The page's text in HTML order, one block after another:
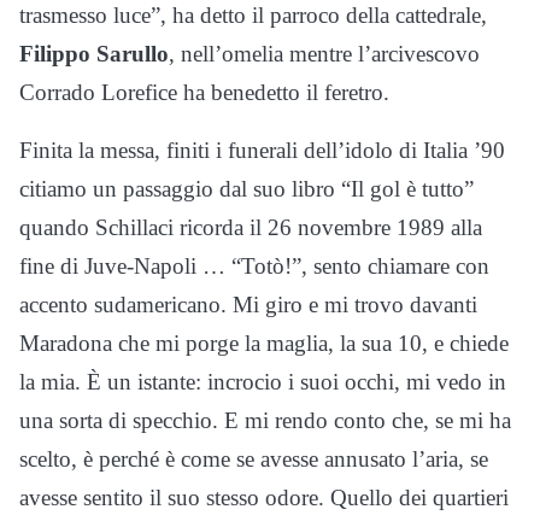
trasmesso luce”, ha detto il parroco della cattedrale,
Filippo Sarullo, nell’omelia mentre l’arcivescovo
Corrado Lorefice ha benedetto il feretro.
Finita la messa, finiti i funerali dell’idolo di Italia ’90
citiamo un passaggio dal suo libro “Il gol è tutto”
quando Schillaci ricorda il 26 novembre 1989 alla
fine di Juve-Napoli … “Totò!”, sento chiamare con
accento sudamericano. Mi giro e mi trovo davanti
Maradona che mi porge la maglia, la sua 10, e chiede
la mia. È un istante: incrocio i suoi occhi, mi vedo in
una sorta di specchio. E mi rendo conto che, se mi ha
scelto, è perché è come se avesse annusato l’aria, se
avesse sentito il suo stesso odore. Quello dei quartieri